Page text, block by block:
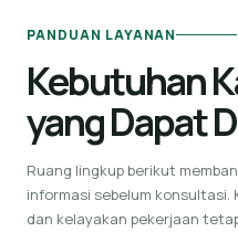
PANDUAN LAYANAN
Kebutuhan
yang Dapat
Ruang lingkup berikut
informasi sebelum konsultasi.
dan kelayakan pekerjaan